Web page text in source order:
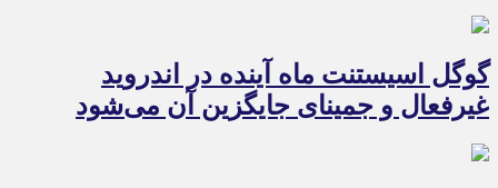
گوگل اسیستنت ماه آینده در اندروید
غیرفعال و جمینای جایگزین آن می‌شود